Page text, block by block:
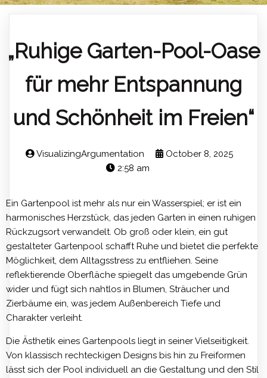
„Ruhige Garten-Pool-Oase
für mehr Entspannung
und Schönheit im Freien“
VisualizingArgumentation
October 8, 2025
2:58 am
Ein Gartenpool ist mehr als nur ein Wasserspiel; er ist ein
harmonisches Herzstück, das jeden Garten in einen ruhigen
Rückzugsort verwandelt. Ob groß oder klein, ein gut
gestalteter Gartenpool schafft Ruhe und bietet die perfekte
Möglichkeit, dem Alltagsstress zu entfliehen. Seine
reflektierende Oberfläche spiegelt das umgebende Grün
wider und fügt sich nahtlos in Blumen, Sträucher und
Zierbäume ein, was jedem Außenbereich Tiefe und
Charakter verleiht.
Die Ästhetik eines Gartenpools liegt in seiner Vielseitigkeit.
Von klassisch rechteckigen Designs bis hin zu Freiformen
lässt sich der Pool individuell an die Gestaltung und den Stil